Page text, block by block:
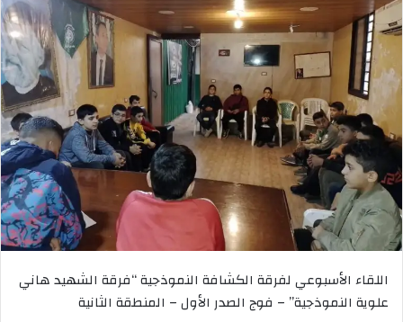
اللقاء الأسبوعي لفرقة الكشافة النموذجية “فرقة الشهيد هاني
علوية النموذجية” – فوج الصدر الأول – المنطقة الثانية